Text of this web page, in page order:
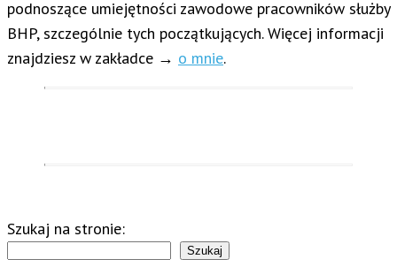
podnoszące umiejętności zawodowe pracowników służby
BHP, szczególnie tych początkujących. Więcej informacji
znajdziesz w zakładce → o mnie.
Szukaj na stronie:
Szukaj